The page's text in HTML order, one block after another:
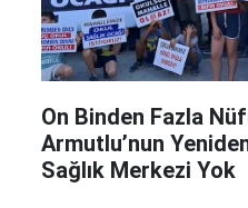
On Binden Fazla
Armutlu’nun
Sağlık Merkezi Yok